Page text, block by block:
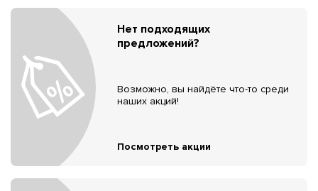
Нет подходящих
предложений?
Возможно, вы найдёте что-то среди
наших акций!
Посмотреть акции